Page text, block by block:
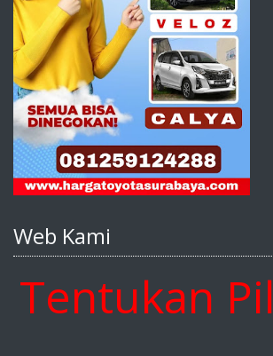
Web Kami